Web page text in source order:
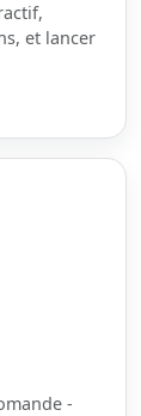
et lancer
-